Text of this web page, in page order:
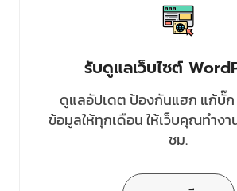
รับดูแลเว็บไซต์
ดูแลอัปเดต ป้องกันแฮก แก้บั๊ก
ข้อมูลให้ทุกเดือน ให้เว็บคุณทำง
ชม.